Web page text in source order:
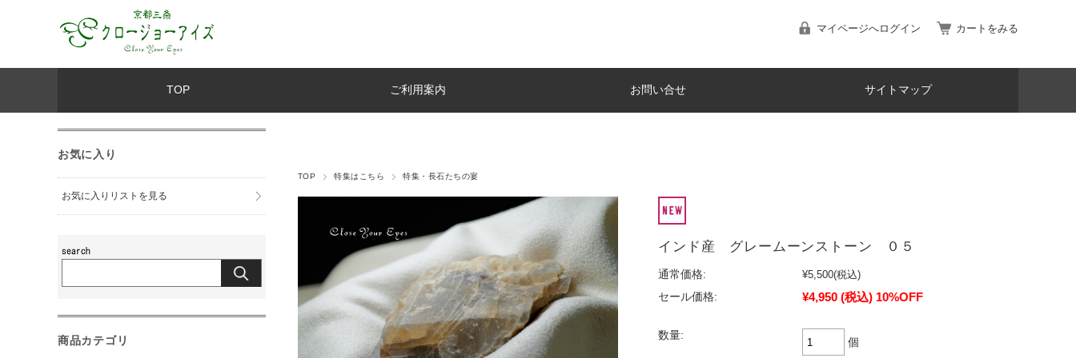
マイページへログイン カートをみる
TOP ご利用案内 お問い合せ サイトマップ
TOP 特集はこちら 特集・長石たちの宴
インド産 グレームーンストーン ０５
通常価格: ¥5,500(税込)
セール価格:
¥4,950 (税込) 10%OFF
数量:
個
お気に入り
お気に入りリストを見る
商品カテゴリ